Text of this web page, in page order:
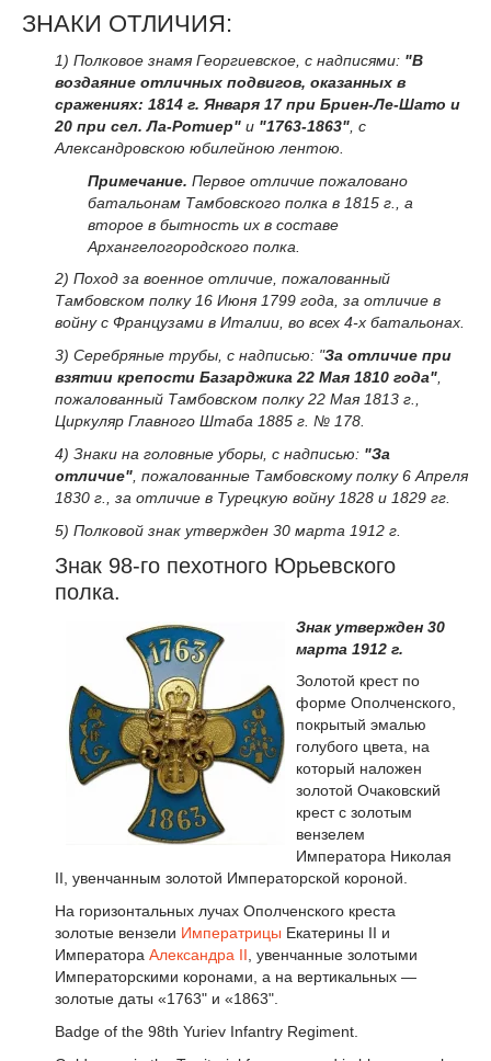
ЗНАКИ ОТЛИЧИЯ:
1) Полковое знамя Георгиевское, с надписями: "В
воздаяние отличных подвигов, оказанных в
сражениях: 1814 г. Января 17 при Бриен-Ле-Шато и
20 при сел. Ла-Ротиер" и "1763-1863" , с
Александровскою юбилейною лентою.
Примечание. Первое отличие пожаловано
батальонам Тамбовского полка в 1815 г., а
второе в бытность их в составе
Архангелогородского полка.
2) Поход за военное отличие, пожалованный
Тамбовском полку 16 Июня 1799 года, за отличие в
войну с Французами в Италии, во всех 4-х батальонах.
3) Серебряные трубы, с надписью: "За отличие при
взятии крепости Базарджика 22 Мая 1810 года"
пожалованный Тамбовском полку 22 Мая 1813 г.,
Циркуляр Главного Штаба 1885 г. № 178.
4) Знаки на головные уборы, с надписью: "За
отличие" , пожалованные Тамбовскому полку 6 Апреля
1830 г., за отличие в Турецкую войну 1828 и 1829 гг.
5) Полковой знак утвержден 30 марта 1912 г.
Знак 98-го пехотного Юрьевского
полка.
Знак утвержден 30
марта 1912 г.
Золотой крест по
форме Ополченского,
покрытый эмалью
голубого цвета, на
который наложен
золотой Очаковский
крест с золотым
вензелем
Императора Николая
II, увенчанным золотой Императорской короной.
На горизонтальных лучах Ополченского креста
золотые вензели Императрицы Екатерины II и
Императора Александра II , увенчанные золотыми
Императорскими коронами, а на вертикальных —
золотые даты «1763" и «1863".
Badge of the 98th Yuriev Infantry Regiment.